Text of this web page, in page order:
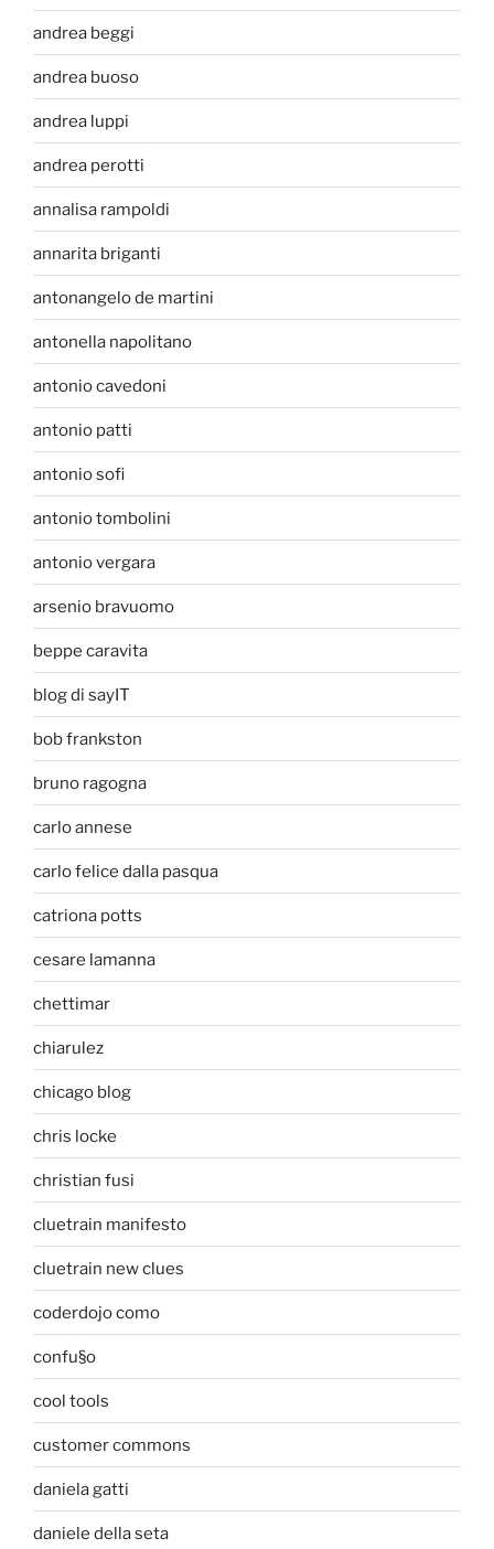
andrea beggi
andrea buoso
andrea luppi
andrea perotti
annalisa rampoldi
annarita briganti
antonangelo de martini
antonella napolitano
antonio cavedoni
antonio patti
antonio sofi
antonio tombolini
antonio vergara
arsenio bravuomo
beppe caravita
blog di sayIT
bob frankston
bruno ragogna
carlo annese
carlo felice dalla pasqua
catriona potts
cesare lamanna
chettimar
chiarulez
chicago blog
chris locke
christian fusi
cluetrain manifesto
cluetrain new clues
coderdojo como
confu§o
cool tools
customer commons
daniela gatti
daniele della seta